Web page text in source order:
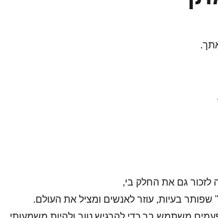
לזכור גם את החלק בי,
שפותר בעיות, עוזר לאנשים ומציל את העולם.